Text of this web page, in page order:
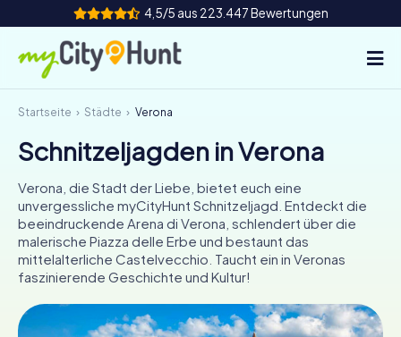
4,5/5 aus 223.447 Bewertungen
So funktioniert's
Städte
Touren
Teamevent
Tickets
INT AT CH
DE
Startseite Städte Verona
Schnitzeljagden in Verona
Verona, die Stadt der Liebe, bietet euch eine
unvergessliche myCityHunt Schnitzeljagd. Entdeckt die
beeindruckende Arena di Verona, schlendert über die
malerische Piazza delle Erbe und bestaunt das
mittelalterliche Castelvecchio. Taucht ein in Veronas
faszinierende Geschichte und Kultur!